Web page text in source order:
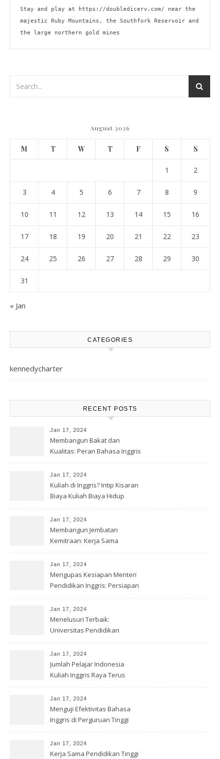
Stay and play at https://doubledicerv.com/ near the
majestic Ruby Mountains, the Southfork Reservoir and
the large northern gold mines
August 2026
M T W T F S S
1 2
3 4 5 6 7 8 9
10 11 12 13 14 15 16
17 18 19 20 21 22 23
24 25 26 27 28 29 30
31
« Jan
CATEGORIES
kennedycharter
RECENT POSTS
Jan 17, 2024
Membangun Bakat dan
Kualitas: Peran Bahasa Inggris
Jan 17, 2024
Kuliah di Inggris? Intip Kisaran
Biaya Kuliah Biaya Hidup
Jan 17, 2024
Membangun Jembatan
Kemitraan: Kerja Sama
Jan 17, 2024
Mengupas Kesiapan Menteri
Pendidikan Inggris: Persiapan
Jan 17, 2024
Menelusuri Terbaik:
Universitas Pendidikan
Jan 17, 2024
Jumlah Pelajar Indonesia
Kuliah Inggris Raya Terus
Jan 17, 2024
Menguji Efektivitas Bahasa
Inggris di Perguruan Tinggi
Jan 17, 2024
Kerja Sama Pendidikan Tinggi